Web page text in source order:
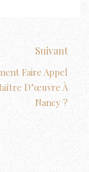
Suivant
Faire Appel
D’œuvre À
Nancy ?